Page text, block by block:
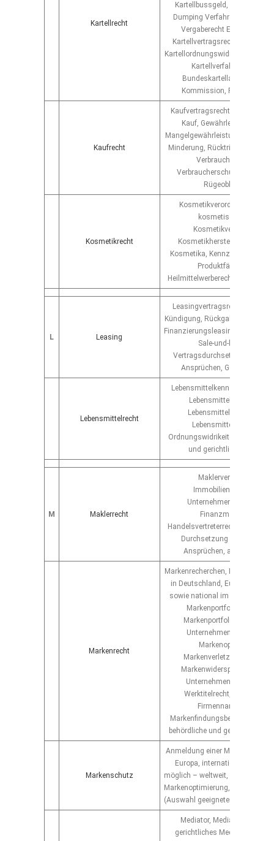
Kartellrecht
Kartellbussgeld, Kartellstrafe,
Dumping Verfahren, EU-
Vergaberecht EU-
Kartellvertragsrecht,
Kartellordnungswidrigkeiten,
Kartellverfahren vor dem
Bundeskartellamt und der
Kommission,
Kaufrecht
Kaufvertragsrecht, Sachkauf,
Kauf, Gewährleistung,
Mangelgewährleistung,
Minderung, Rücktritt,
Verbrauchsgüterkauf,
Verbraucherschutz,
Rügeobliegenheit
Kosmetikrecht
Kosmetikverordnung,
kosmetischer Mittel,
Kosmetikvertriebsrecht,
Kosmetikherstellung, Import
Kosmetika,
Produktfälschungen,
Heilmittelwerberecht,
L Leasing
Leasingvertragsrecht,
Kündigung, Rückgabe der
Finanzierungsleasing,
Sale-und-lease-back,
Vertragsdurchsetzung,
Ansprüchen,
Lebensmittelrecht
Lebensmittelkennzeichenrecht,
Lebensmittelwerberecht,
Ordnungswidrikeitenrecht,
und gerichtliche
M Maklerrecht
Maklervertragsrecht,
Immobilienmaklerrecht,
Finanzmaklerrecht,
Handelsvertreterrecht,
Durchsetzung und Abwehr
Ansprüchen, auch vor
Markenrecht
Markenrecherchen,
in Deutschland, Europe,
sowie national im Ausland
Markenportfolio-
Unternehmensberatung
Markenoptimierung,
Werktitelrecht,
Firmennamensrecht,
Markenfindungsbegleitung,
behördliche und gerichtliche
Markenschutz
Anmeldung einer Marke in
Europa, international und –
möglich – weltweit,
Markenoptimierung,
(Auswahl geeigneter nationaler
Mediator,
gerichtliches